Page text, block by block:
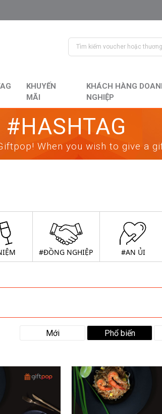
KHUYẾN
MÃI
KHÁCH HÀNG
NGHIỆP
#HASHTAG
When you wish to give a
#ĐỒNG NGHIỆP #AN ỦI
Mới Phổ biến